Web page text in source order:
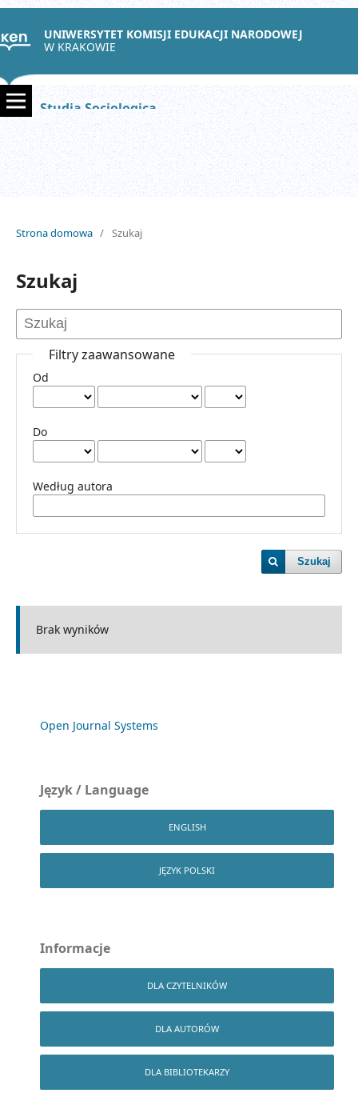
UNIWERSYTET KOMISJI EDUKACJI NARODOWEJ
W KRAKOWIE
Studia Sociologica
Strona domowa / Szukaj
Szukaj
Filtry zaawansowane
Od
Do
Według autora
Szukaj
Brak wyników
Open Journal Systems
Język / Language
ENGLISH
JĘZYK POLSKI
Informacje
DLA CZYTELNIKÓW
DLA AUTORÓW
DLA BIBLIOTEKARZY